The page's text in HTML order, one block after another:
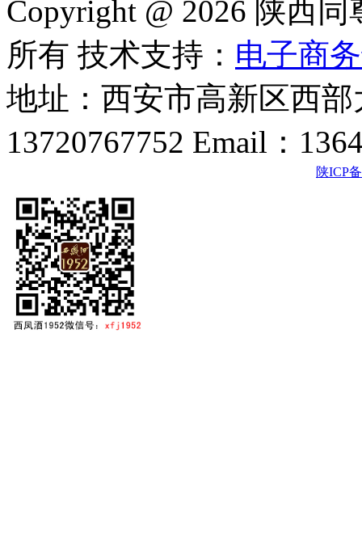
Copyright @ 2026 陕西
所有 技术支持： 电子商
地址：西安市高新区西
13720767752 Email：
陕ICP